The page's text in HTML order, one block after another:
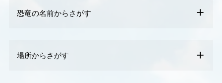
恐竜の名前からさがす
場所からさがす